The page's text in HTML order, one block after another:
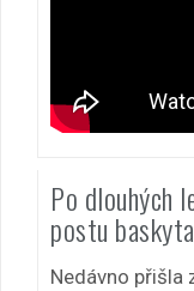
Po dlouhých
postu
Nedávno přišla